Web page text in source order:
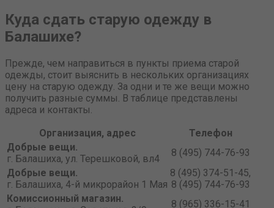
Куда сдать старую одежду в
Балашихе?
Прежде, чем направиться в пункты приема старой
одежды, стоит выяснить в нескольких организациях
цену на старую одежду. За одни и те же вещи можно
получить разные суммы. В таблице представлены
адреса и контакты.
Организация, адрес
Телефон
Добрые вещи.
г. Балашиха, ул. Терешковой, вл4
8 (495) 744-76-93
Добрые вещи.
г. Балашиха, 4-й микрорайон 1 Мая
8 (495) 374-51-45,
8 (495) 744-76-93
Комиссионный магазин.
8 (965) 336-15-41